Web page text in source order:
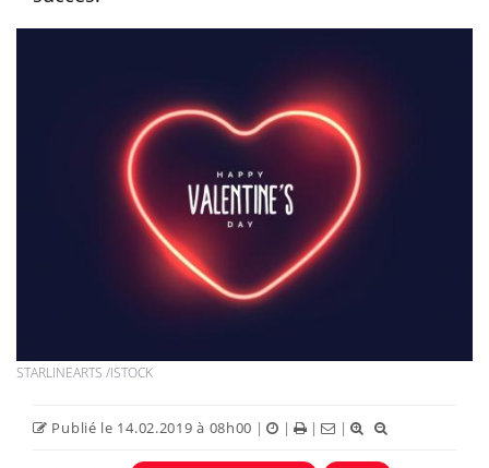
STARLINEARTS /ISTOCK
Publié le 14.02.2019 à 08h00 | | | |